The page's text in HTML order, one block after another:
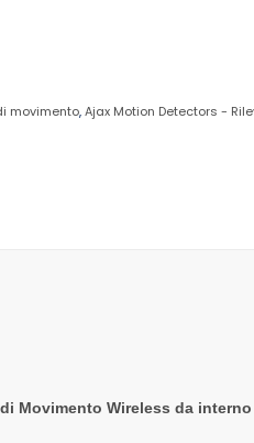
movimento,Ajax Motion Detectors -
Movimento Wireless da